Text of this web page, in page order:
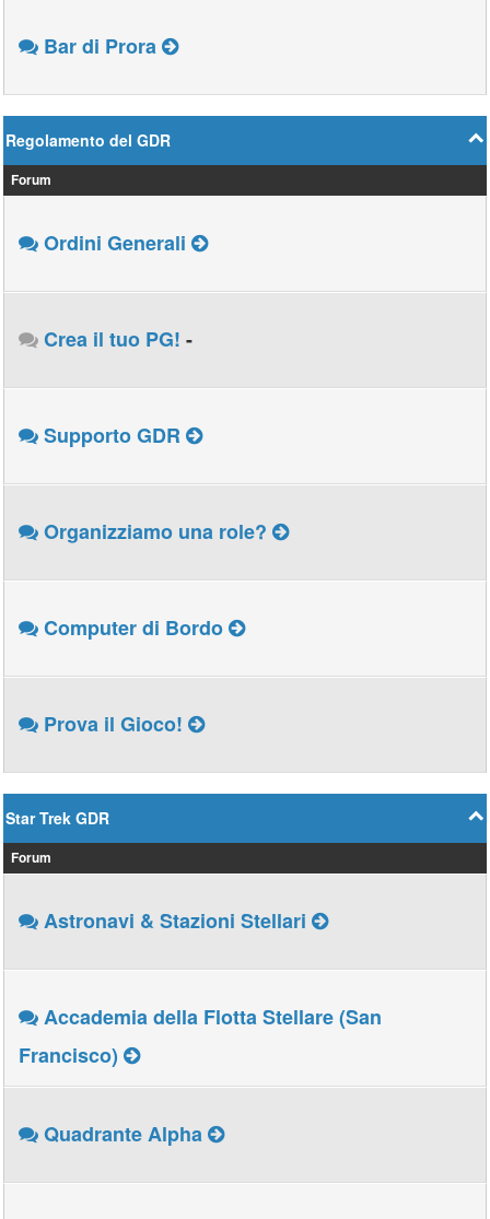
Bar di Prora
Regolamento del GDR
Forum
Ordini Generali
Crea il tuo PG! -
Supporto GDR
Organizziamo una role?
Computer di Bordo
Prova il Gioco!
Star Trek GDR
Forum
Astronavi & Stazioni Stellari
Accademia della Flotta Stellare (San
Francisco)
Quadrante Alpha